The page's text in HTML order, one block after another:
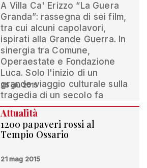
A Villa Ca' Erizzo “La Guera
Granda”: rassegna di sei film,
tra cui alcuni capolavori,
ispirati alla Grande Guerra. In
sinergia tra Comune,
Operaestate e Fondazione
Luca. Solo l'inizio di un
grande viaggio culturale sulla
tragedia di un secolo fa
25 giu 2015
Attualità
1200 papaveri rossi al
Tempio Ossario
21 mag 2015